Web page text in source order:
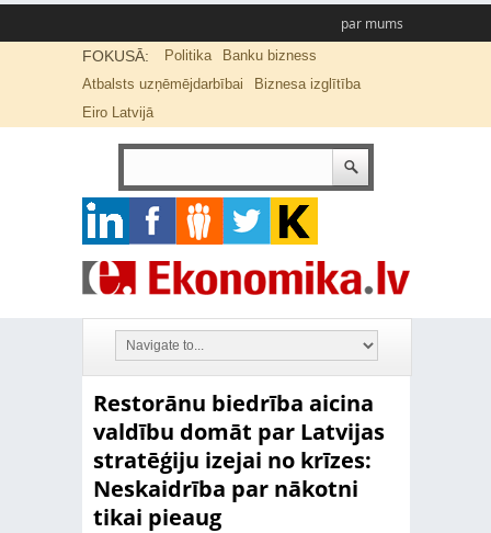
par mums
FOKUSĀ: Politika
Banku bizness
Atbalsts uzņēmējdarbībai
Biznesa izglītība
Eiro Latvijā
Restorānu biedrība aicina
valdību domāt par Latvijas
stratēģiju izejai no krīzes:
Neskaidrība par nākotni
tikai pieaug